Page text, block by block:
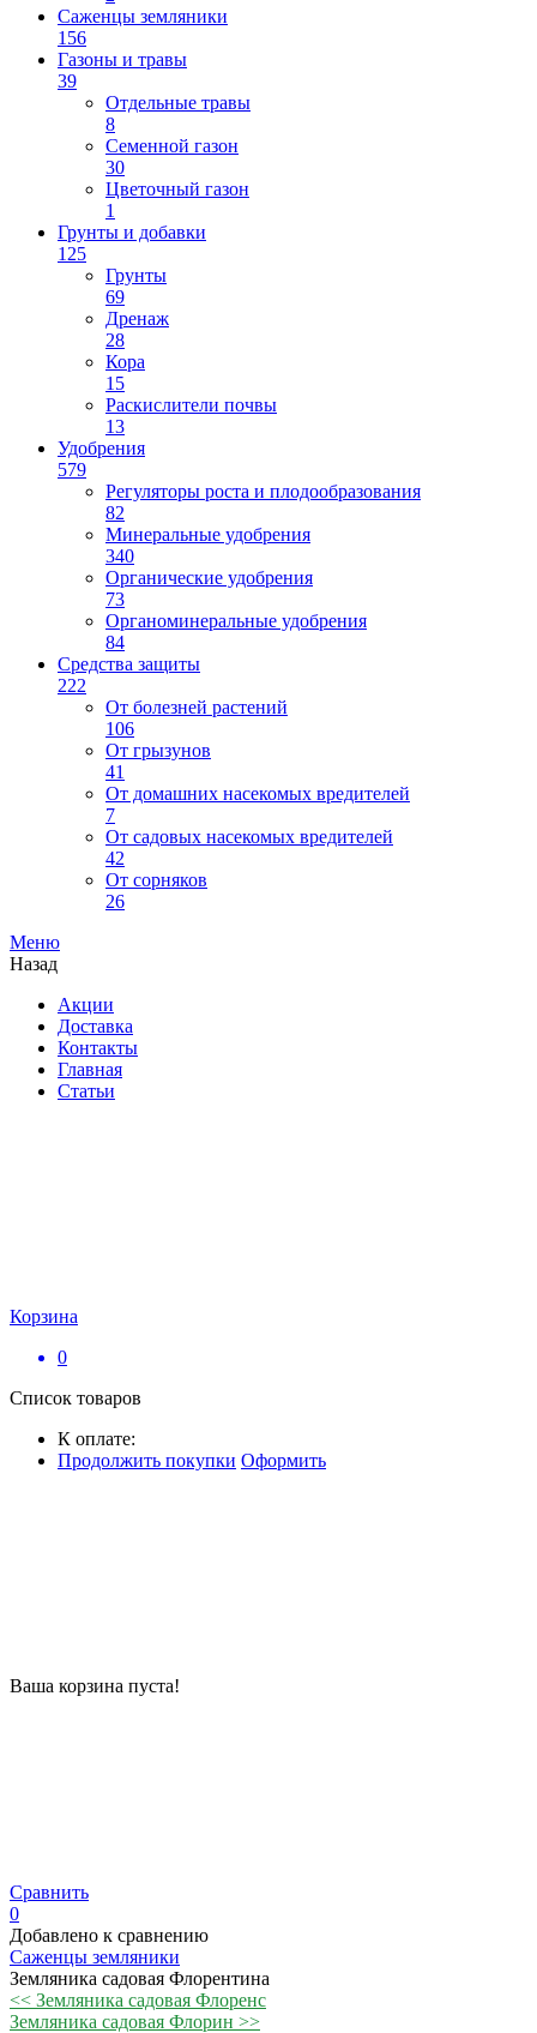
Саженцы земляники
156
Газоны и травы
39
Отдельные травы
8
Семенной газон
30
Цветочный газон
1
Грунты и добавки
125
Грунты
69
Дренаж
28
Кора
15
Раскислители почвы
13
Удобрения
579
Регуляторы роста и плодообразования
82
Минеральные удобрения
340
Органические удобрения
73
Органоминеральные удобрения
84
Средства защиты
222
От болезней растений
106
От грызунов
41
От домашних насекомых вредителей
7
От садовых насекомых вредителей
42
От сорняков
26
Меню
Назад
Акции
Доставка
Контакты
Главная
Статьи
Корзина
0
Список товаров
К оплате:
Продолжить покупки Оформить
Ваша корзина пуста!
Сравнить
0
Добавлено к сравнению
Саженцы земляники
Земляника садовая Флорентина
<< Земляника садовая Флоренс
Земляника садовая Флорин >>